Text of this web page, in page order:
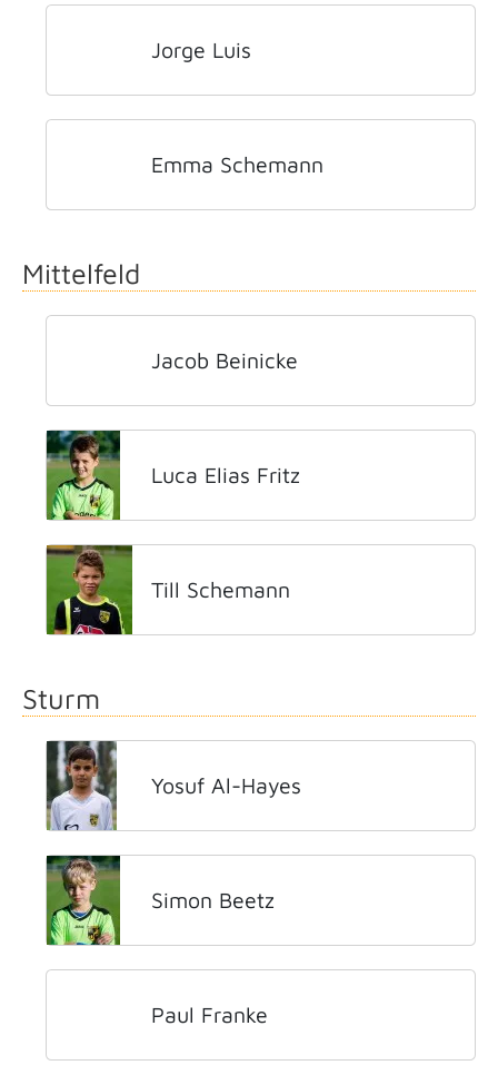
Jorge Luis
Emma Schemann
Mittelfeld
Jacob Beinicke
Luca Elias Fritz
Till Schemann
Sturm
Yosuf Al-Hayes
Simon Beetz
Paul Franke